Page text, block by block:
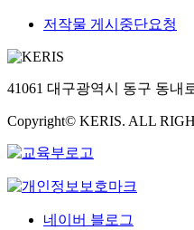
저작물 게시중단요청
41061 대구광역시 동구 동내
Copyright© KERIS. ALL
네이버 블로그